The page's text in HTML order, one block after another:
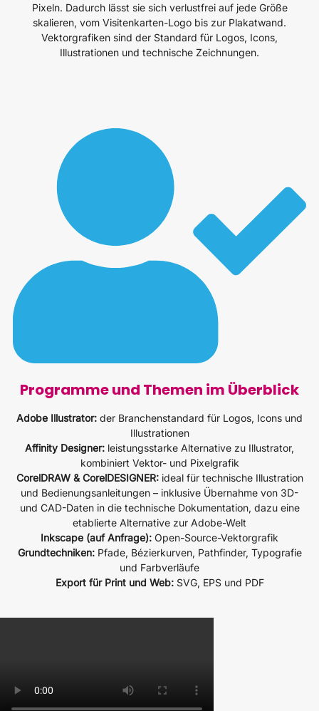
Pixeln. Dadurch lässt sie sich verlustfrei auf jede Größe
skalieren, vom Visitenkarten-Logo bis zur Plakatwand.
Vektorgrafiken sind der Standard für Logos, Icons,
Illustrationen und technische Zeichnungen.
Programme und Themen im Überblick
Adobe Illustrator: der Branchenstandard für Logos, Icons und
Illustrationen
Affinity Designer: leistungsstarke Alternative zu Illustrator,
kombiniert Vektor- und Pixelgrafik
CorelDRAW & CorelDESIGNER:ideal für technische Illustration
und Bedienungsanleitungen – inklusive Übernahme von 3D-
und CAD-Daten in die technische Dokumentation, dazu eine
etablierte Alternative zur Adobe-Welt
Inkscape (auf Anfrage): Open-Source-Vektorgrafik
Grundtechniken:Pfade, Bézierkurven, Pathfinder, Typografie
und Farbverläufe
Export für Print und Web:SVG, EPS und PDF